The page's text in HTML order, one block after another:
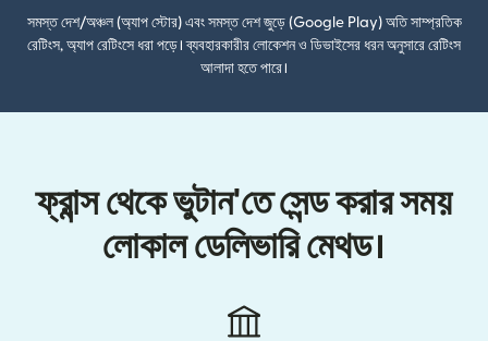
সমস্ত দেশ/অঞ্চল (অ্যাপ স্টোর) এবং সমস্ত দেশ জুড়ে (Google Play) অতি সাম্প্রতিক
রেটিংস, অ্যাপ রেটিংসে ধরা পড়ে। ব্যবহারকারীর লোকেশন ও ডিভাইসের ধরন অনুসারে রেটিংস
আলাদা হতে পারে।
ফ্রান্স থেকে ভুটান'তে সেন্ড করার সময়
লোকাল ডেলিভারি মেথড।